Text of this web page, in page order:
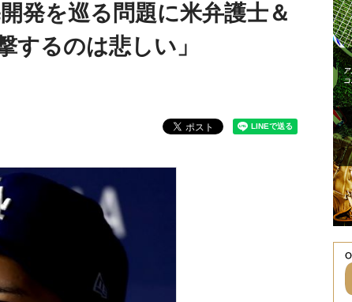
発を巡る問題に米弁護士＆
するのは悲しい」